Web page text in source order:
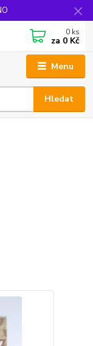
Menu
Hledat
0 ks
za 0 Kč